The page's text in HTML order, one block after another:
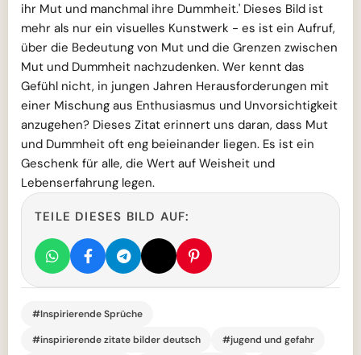
ihr Mut und manchmal ihre Dummheit.' Dieses Bild ist
mehr als nur ein visuelles Kunstwerk - es ist ein Aufruf,
über die Bedeutung von Mut und die Grenzen zwischen
Mut und Dummheit nachzudenken. Wer kennt das
Gefühl nicht, in jungen Jahren Herausforderungen mit
einer Mischung aus Enthusiasmus und Unvorsichtigkeit
anzugehen? Dieses Zitat erinnert uns daran, dass Mut
und Dummheit oft eng beieinander liegen. Es ist ein
Geschenk für alle, die Wert auf Weisheit und
Lebenserfahrung legen.
TEILE DIESES BILD AUF:
#Inspirierende Sprüche
#inspirierende zitate bilder deutsch
#jugend und gefahr